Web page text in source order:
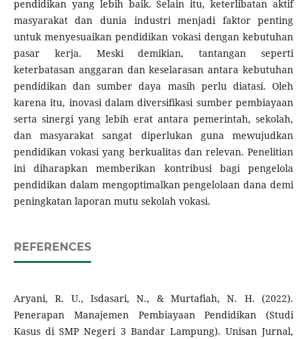
pendidikan yang lebih baik. Selain itu, keterlibatan aktif
masyarakat dan dunia industri menjadi faktor penting
untuk menyesuaikan pendidikan vokasi dengan kebutuhan
pasar kerja. Meski demikian, tantangan seperti
keterbatasan anggaran dan keselarasan antara kebutuhan
pendidikan dan sumber daya masih perlu diatasi. Oleh
karena itu, inovasi dalam diversifikasi sumber pembiayaan
serta sinergi yang lebih erat antara pemerintah, sekolah,
dan masyarakat sangat diperlukan guna mewujudkan
pendidikan vokasi yang berkualitas dan relevan. Penelitian
ini diharapkan memberikan kontribusi bagi pengelola
pendidikan dalam mengoptimalkan pengelolaan dana demi
peningkatan laporan mutu sekolah vokasi.
REFERENCES
Aryani, R. U., Isdasari, N., & Murtafiah, N. H. (2022).
Penerapan Manajemen Pembiayaan Pendidikan (Studi
Kasus di SMP Negeri 3 Bandar Lampung). Unisan Jurnal,